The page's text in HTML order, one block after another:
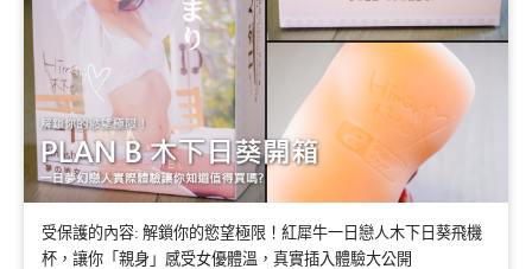
受保護的內容: 解鎖你的慾望極限！紅犀牛一日戀人木下日葵飛機
杯，讓你「親身」感受女優體溫，真實插入體驗大公開